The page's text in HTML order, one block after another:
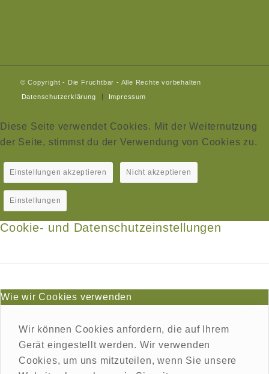
© Copyright - Die Fruchtbar - Alle Rechte vorbehalten
Datenschutz­erklärung
Impressum
Diese Seite verwendet Cookies. Mit der Weiternutzung
der Seite, stimmst du der Verwendung von Cookies zu.
Einstellungen akzeptieren Nicht akzeptieren
Einstellungen
Cookie- und Datenschutzeinstellungen
Wie wir Cookies verwenden
Wir können Cookies anfordern, die auf Ihrem
Gerät eingestellt werden. Wir verwenden
Cookies, um uns mitzuteilen, wenn Sie unsere